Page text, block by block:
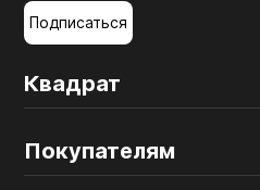
Квадрат
Покупателям
Подписаться